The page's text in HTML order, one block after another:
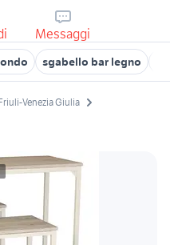
Messaggi
sgabello bar legno
Venezia Giulia